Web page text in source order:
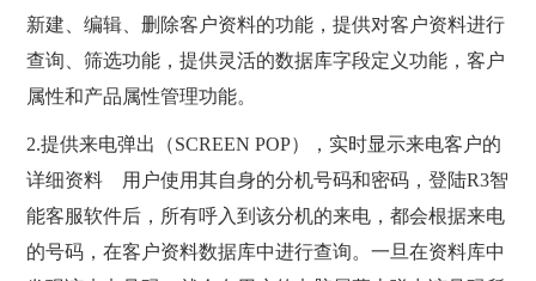
新建、编辑、删除客户资料的功能，提供对客户资料进行
查询、筛选功能，提供灵活的数据库字段定义功能，客户
属性和产品属性管理功能。
2.提供来电弹出（SCREEN POP），实时显示来电客户的
详细资料 用户使用其自身的分机号码和密码，登陆R3智
能客服软件后，所有呼入到该分机的来电，都会根据来电
的号码，在客户资料数据库中进行查询。一旦在资料库中